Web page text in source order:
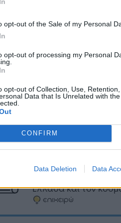
opt-out of the Sale of my Personal
opt-out of processing my Personal
opt-out of Collection, Use,
Data that Is Unrelated with
CONFIRM
Data Deletion Data
παραγωγή του υδρογόνου
και αποτελεί την πρώτη
προχωρήσει η χρήση του
Ακολουθήστε το
Δείτε όλες τις
επιχειρηματικές
Ελλάδα και τον